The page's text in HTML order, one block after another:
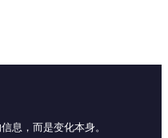
息，而是变化本身。